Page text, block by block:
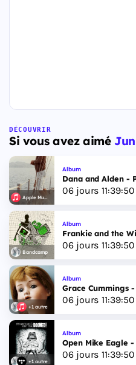
DÉCOUVRIR
Si vous avez aimé
Apple Music
Album
Dana and Alden -
06jours 11:39:49
Bandcamp
Album
Frankie and the
06jours 11:39:49
+1 autre
Album
Grace Cummings
06jours 11:39:49
+1 autre
Album
Open Mike Eagle -
06jours 11:39:49